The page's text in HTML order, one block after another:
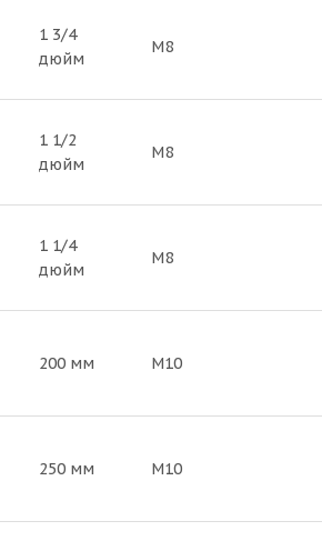
1 3/4
дюйм
М8
1 1/2
дюйм
М8
1 1/4
дюйм
М8
200 мм М10
250 мм М10